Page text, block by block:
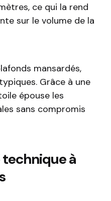
ce qui la rend
sur le volume de la
mansardés,
Grâce à une
épouse les
sans compromis
à